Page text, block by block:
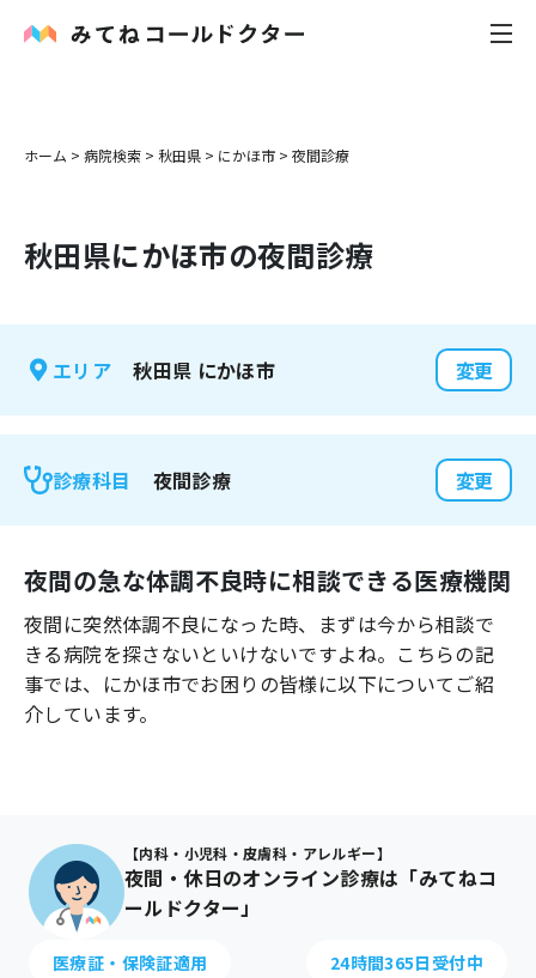
内科
花粉症
感染症
よくあるご質問
ホーム > 病院検索 > 秋田県 > にかほ市 > 夜間診療
秋田県にかほ市の夜間診療
エリア 秋田県 にかほ市 変更
診療科目 夜間診療 変更
夜間の急な体調不良時に相談できる医療機関
夜間に突然体調不良になった時、まずは今から相談で
きる病院を探さないといけないですよね。こちらの記
事では、 にかほ市でお困りの皆様に以下についてご紹
介しています。
【内科・小児科・皮膚科・アレルギー】
夜間・休日のオンライン診療は「みてねコ
ールドクター」
医療証・保険証適用 24時間365日受付中